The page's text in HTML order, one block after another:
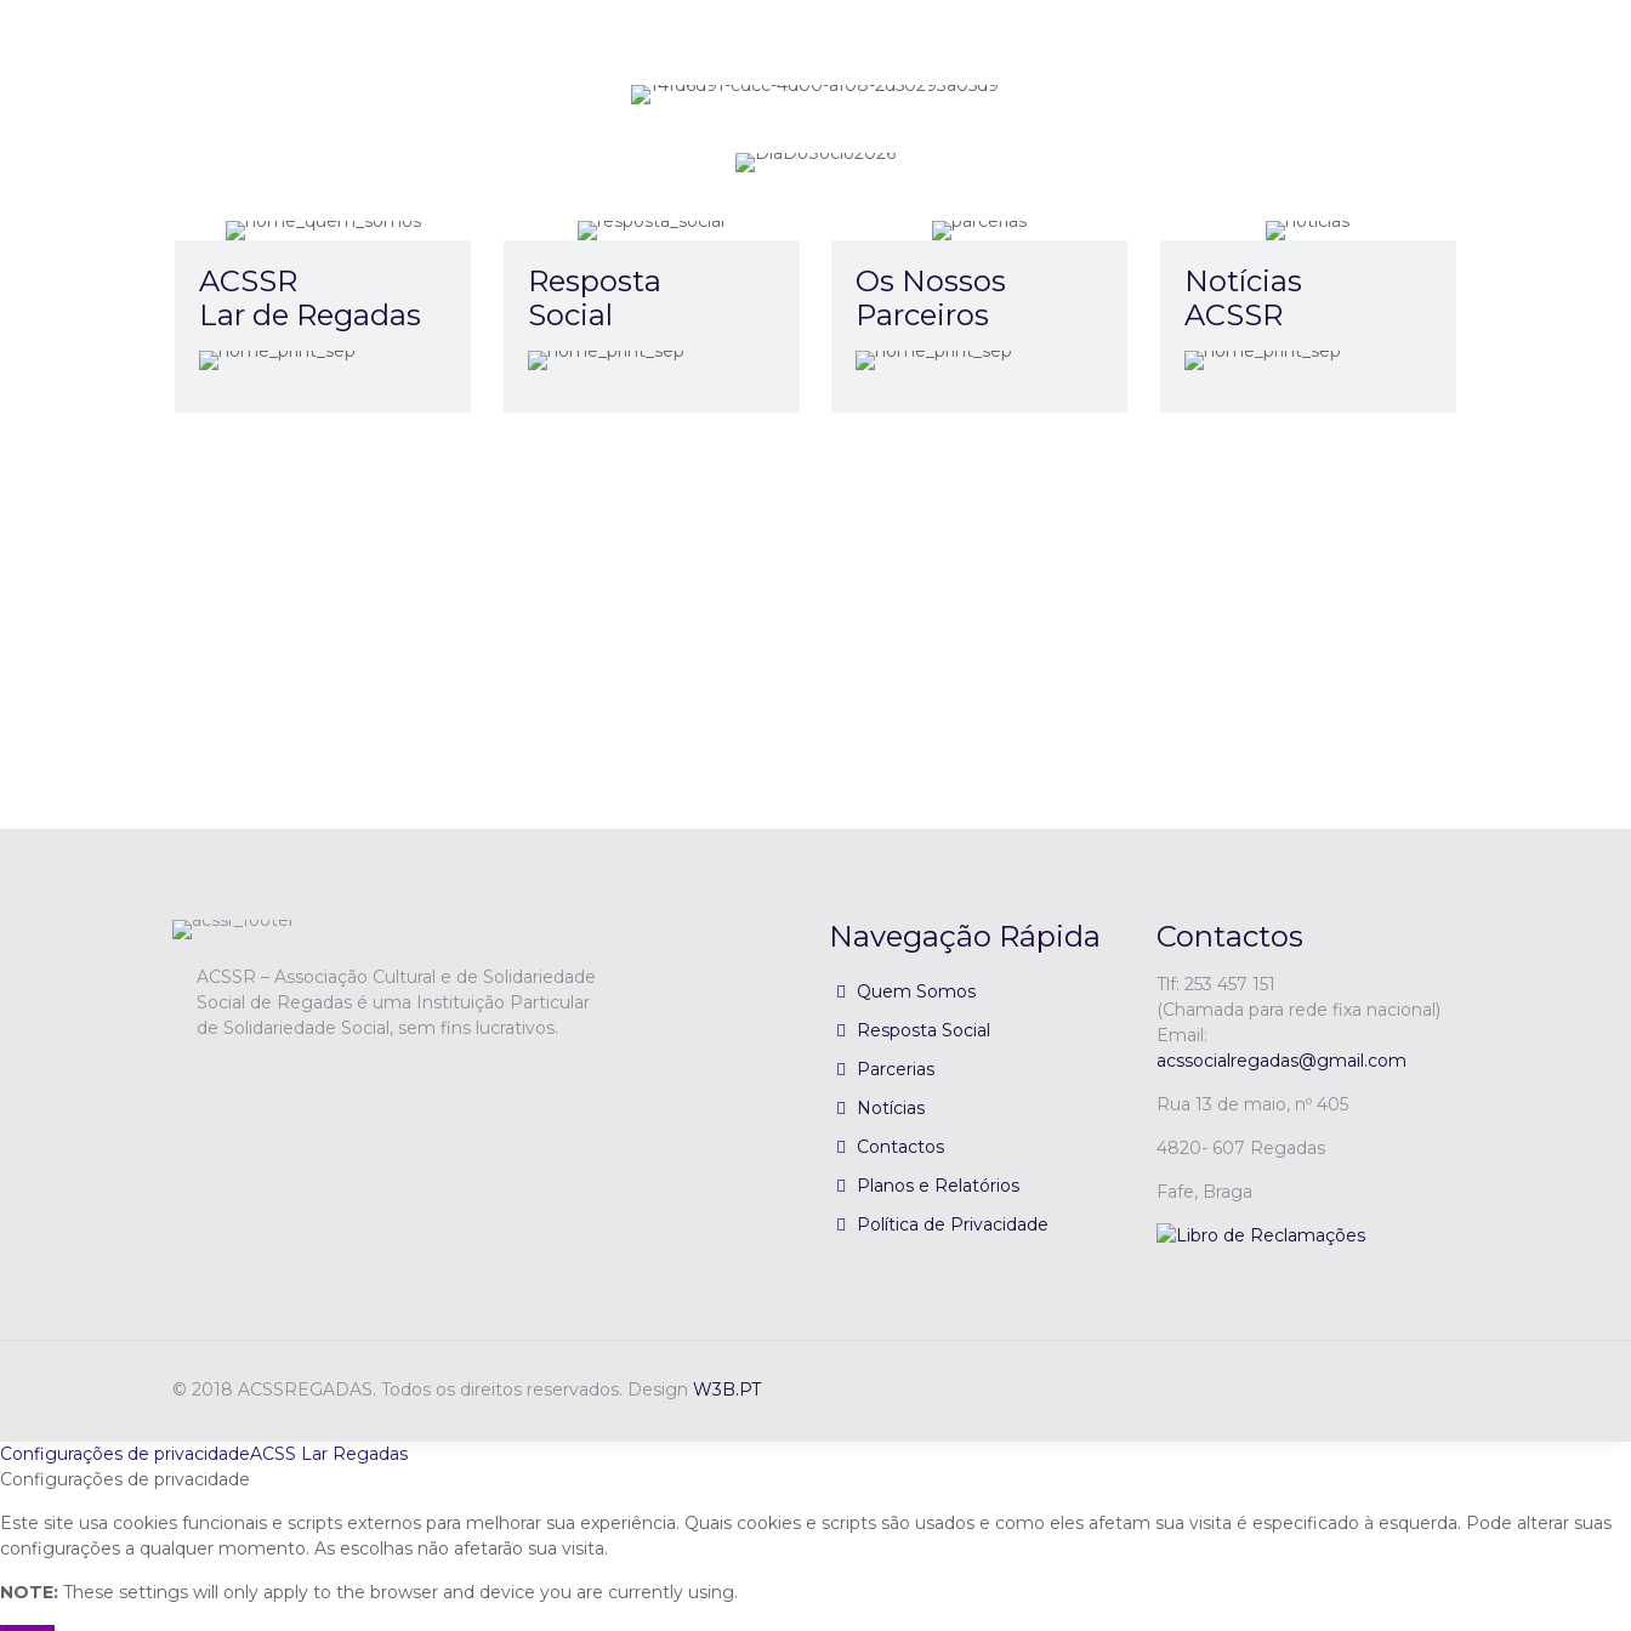
ACSSR
Lar de Regadas
Resposta
Social
Os Nossos
Parceiros
Notícias
ACSSR
ACSSR – Associação Cultural e de Solidariedade
Social de Regadas é uma Instituição Particular
de Solidariedade Social, sem fins lucrativos.
Navegação Rápida
Quem Somos
Resposta Social
Parcerias
Notícias
Contactos
Planos e Relatórios
Política de Privacidade
Contactos
Tlf: 253 457 151
(Chamada para rede fixa nacional)
Email:
acssocialregadas@gmail.com
Rua 13 de maio, nº 405
4820- 607 Regadas
Fafe, Braga
© 2018 ACSSREGADAS. Todos os direitos reservados. Design W3B.PT
Configurações de privacidadeACSS Lar Regadas
Configurações de privacidade
Este site usa cookies funcionais e scripts externos para melhorar sua experiência. Quais cookies e scripts são usados e como eles afetam sua visita é especificado à esquerda. Pode alterar suas
configurações a qualquer momento. As escolhas não afetarão sua visita.
NOTE: These settings will only apply to the browser and device you are currently using.